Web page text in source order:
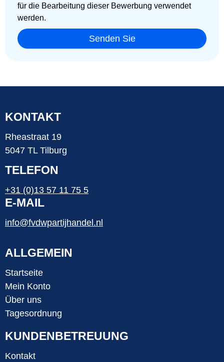
für die Bearbeitung dieser Bewerbung verwendet
werden.
Senden Sie
KONTAKT
Rheastraat 19
5047 TL Tilburg
TELEFON
+31 (0)13 57 11 75 5
E-MAIL
info@fvdwpartijhandel.nl
ALLGEMEIN
Startseite
Mein Konto
Über uns
Tagesordnung
KUNDENBETREUUNG
Kontakt